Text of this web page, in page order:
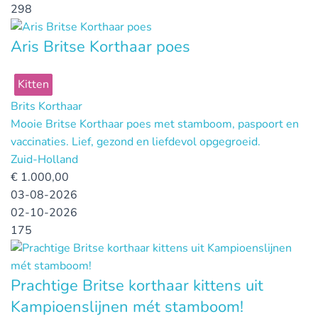
298
Aris Britse Korthaar poes
Kitten
Brits Korthaar
Mooie Britse Korthaar poes met stamboom, paspoort en
vaccinaties. Lief, gezond en liefdevol opgegroeid.
Zuid-Holland
€ 1.000,00
03-08-2026
02-10-2026
175
Prachtige Britse korthaar kittens uit
Kampioenslijnen mét stamboom!